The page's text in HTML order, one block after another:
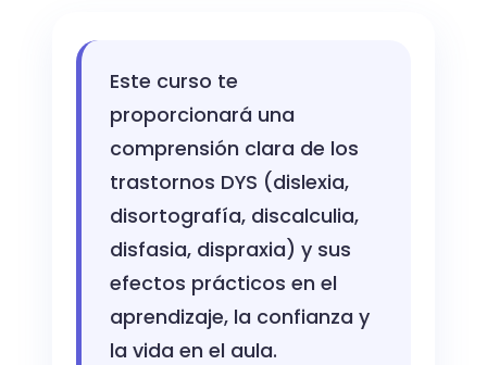
Este curso te
proporcionará una
comprensión clara de los
trastornos DYS (dislexia,
disortografía, discalculia,
disfasia, dispraxia) y sus
efectos prácticos en el
aprendizaje, la confianza y
la vida en el aula.